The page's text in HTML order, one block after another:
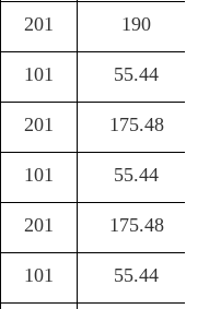
201 190
101 55.44
201 175.48
101 55.44
201 175.48
101 55.44